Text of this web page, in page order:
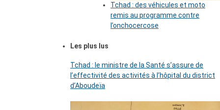
Tchad : des véhicules et moto
remis au programme contre
l’onchocercose
Les plus lus
Tchad : le ministre de la Santé s’assure de
l’effectivité des activités à l’hôpital du district
d’Aboudeïa